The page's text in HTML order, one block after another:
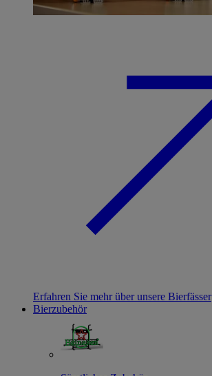
Erfahren Sie mehr über unsere Bierfässer
Bierzubehör